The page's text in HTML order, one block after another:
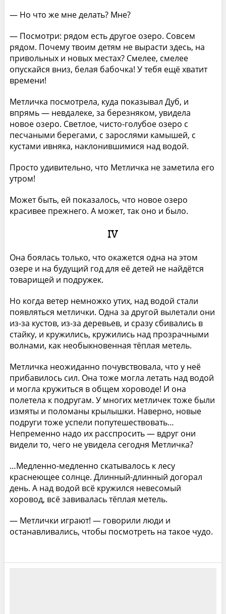
— Но что же мне делать? Мне?
— Посмотри: рядом есть другое озеро. Совсем
рядом. Почему твоим детям не вырасти здесь, на
привольных и новых местах? Смелее, смелее
опускайся вниз, белая бабочка! У тебя ещё хватит
времени!
Метличка посмотрела, куда показывал Дуб, и
впрямь — невдалеке, за березняком, увидела
новое озеро. Светлое, чисто-голубое озеро с
песчаными берегами, с зарослями камышей, с
кустами ивняка, наклонившимися над водой.
Просто удивительно, что Метличка не заметила его
утром!
Может быть, ей показалось, что новое озеро
красивее прежнего. А может, так оно и было.
IV
Она боялась только, что окажется одна на этом
озере и на будущий год для её детей не найдётся
товарищей и подружек.
Но когда ветер немножко утих, над водой стали
появляться метлички. Одна за другой вылетали они
из-за кустов, из-за деревьев, и сразу сбивались в
стайку, и кружились, кружились над прозрачными
волнами, как необыкновенная тёплая метель.
Метличка неожиданно почувствовала, что у неё
прибавилось сил. Она тоже могла летать над водой
и могла кружиться в общем хороводе! И она
полетела к подругам. У многих метличек тоже были
измяты и поломаны крылышки. Наверно, новые
подруги тоже успели попутешествовать…
Непременно надо их расспросить — вдруг они
видели то, чего не увидела сегодня Метличка?
…Медленно-медленно скатывалось к лесу
краснеющее солнце. Длинный-длинный догорал
день. А над водой всё кружился невесомый
хоровод, всё завивалась тёплая метель.
— Метлички играют! — говорили люди и
останавливались, чтобы посмотреть на такое чудо.